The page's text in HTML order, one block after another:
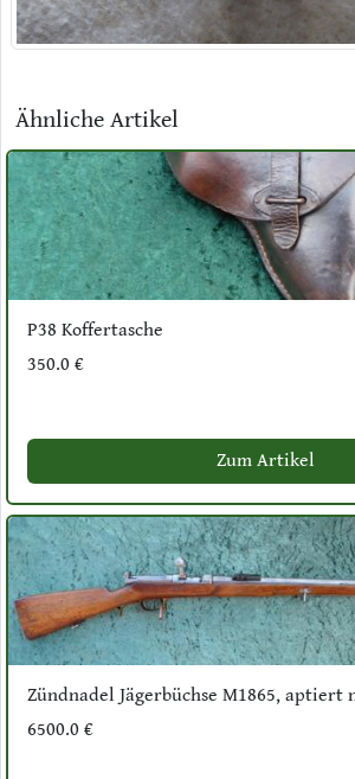
Ähnliche Artikel
P38 Koffertasche
350.0 €
Zum Artikel
Zündnadel Jägerbüchse M1865, aptiert
6500.0 €